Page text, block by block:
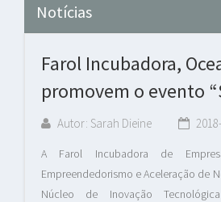
Notícias
Farol Incubadora,
promovem o evento
Autor: Sarah Dieine
A Farol Incubadora de
Empreendedorismo e Aceleração de
Núcleo de Inovação